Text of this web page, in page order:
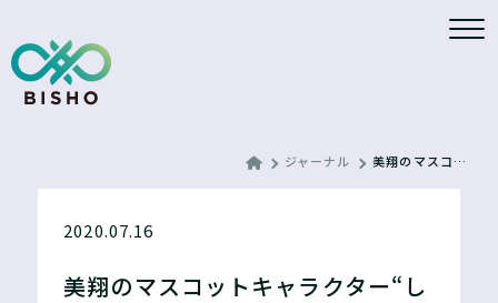
ジャーナル 美翔のマスコットキャラクター“ししぼねくん”のLineスタンプが登場！
2020.07.16
美翔のマスコットキャラクター“し